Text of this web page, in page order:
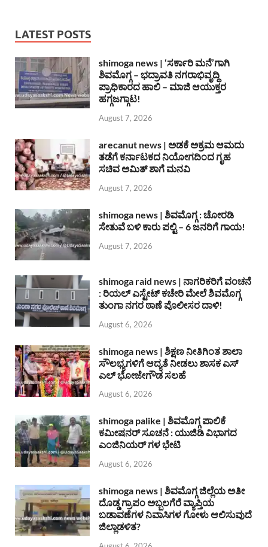
LATEST POSTS
shimoga news | ‘ಸರ್ಕಾರಿ ಮನೆ’ಗಾಗಿ
ಶಿವಮೊಗ್ಗ – ಭದ್ರಾವತಿ ನಗರಾಭಿವೃದ್ದಿ
ಪ್ರಾಧಿಕಾರದ ಹಾಲಿ – ಮಾಜಿ ಆಯುಕ್ತರ
ಹಗ್ಗಜಗ್ಗಾಟ!
August 7, 2026
arecanut news | ಅಡಕೆ ಅಕ್ರಮ ಆಮದು
ತಡೆಗೆ ಕರ್ನಾಟಕದ ನಿಯೋಗದಿಂದ ಗೃಹ
ಸಚಿವ ಅಮಿತ್ ಶಾಗೆ ಮನವಿ
August 7, 2026
shimoga news | ಶಿವಮೊಗ್ಗ : ಚೋರಡಿ
ಸೇತುವೆ ಬಳಿ ಕಾರು ಪಲ್ಟಿ – 6 ಜನರಿಗೆ ಗಾಯ!
August 7, 2026
shimoga raid news | ನಾಗರಿಕರಿಗೆ ವಂಚನೆ
: ರಿಯಲ್ ಎಸ್ಟೇಟ್ ಕಚೇರಿ ಮೇಲೆ ಶಿವಮೊಗ್ಗ
ತುಂಗಾ ನಗರ ಠಾಣೆ ಪೊಲೀಸರ ದಾಳಿ!
August 6, 2026
shimoga news | ಶಿಕ್ಷಣ ನೀತಿಗಿಂತ ಶಾಲಾ
ಸೌಲಭ್ಯಗಳಿಗೆ ಆದ್ಯತೆ ನೀಡಲು ಶಾಸಕ ಎಸ್
ಎಲ್ ಭೋಜೇಗೌಡ ಸಲಹೆ
August 6, 2026
shimoga palike | ಶಿವಮೊಗ್ಗ ಪಾಲಿಕೆ
ಕಮೀಷನರ್ ಸೂಚನೆ : ಯುಜಿಡಿ ವಿಭಾಗದ
ಎಂಜಿನಿಯರ್ ಗಳ ಭೇಟಿ
August 6, 2026
shimoga news | ಶಿವಮೊಗ್ಗ ಜಿಲ್ಲೆಯ ಅತೀ
ದೊಡ್ಡ ಗ್ರಾಪಂ ಅಬ್ಬಲಗೆರೆ ವ್ಯಾಪ್ತಿಯ
ಬಡಾವಣೆಗಳ ನಿವಾಸಿಗಳ ಗೋಳು ಆಲಿಸುವುದೆ
ಜಿಲ್ಲಾಡಳಿತ?